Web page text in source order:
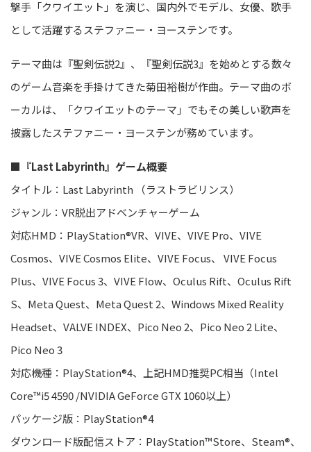
撃手「クワイエット」を演じ、国内外でモデル、女優、歌手
として活躍するステファニー・ヨーステンです。
テーマ曲は『聖剣伝説2』、『聖剣伝説3』を始めとする数々
のゲーム音楽を手掛けてきた菊田裕樹が作曲。テーマ曲のボ
ーカルは、「クワイエットのテーマ」でもその美しい歌声を
披露したステファニー・ヨーステンが務めています。
■『Last Labyrinth』ゲーム概要
タイトル：Last Labyrinth （ラストラビリンス）
ジャンル：VR脱出アドベンチャーゲーム
対応HMD： PlayStation®VR、VIVE、 VIVE Pro、 VIVE
Cosmos、 VIVE Cosmos Elite、 VIVE Focus、 VIVE Focus
Plus、VIVE Focus 3、 VIVE Flow、 Oculus Rift、 Oculus Rift
S、 MetaQuest、 Meta Quest2、 Windows Mixed Reality
Headset、VALVE INDEX、Pico Neo 2、 Pico Neo 2 Lite、
Pico Neo 3
対応機種：PlayStation®4、上記HMD推奨PC相当（Intel
Core™i5 4590 /NVIDIA GeForce GTX 1060以上）
パッケージ版：PlayStation®4
ダウンロード版配信ストア ：PlayStation™Store、Steam®、